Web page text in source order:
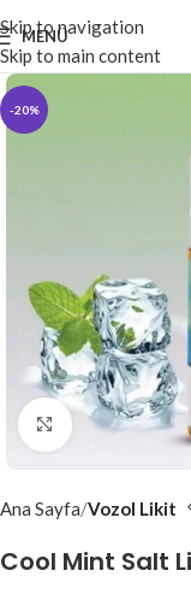
Skip to navigation
Skip to main content
MENÜ
-20%
Büyütmek için
Ana Sayfa Vozol Likit
Cool Mint Salt